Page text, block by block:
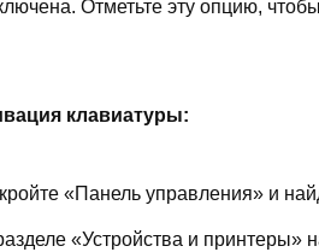
Отметьте эту опцию,
клавиатуры:
«Панель управления» и
«Устройства и принтеры»